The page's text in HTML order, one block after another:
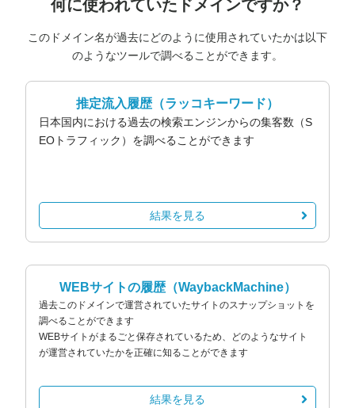
何に使われていたドメインですか？
このドメイン名が過去にどのように使用されていたかは以下
のようなツールで調べることができます。
推定流入履歴（ラッコキーワード）
日本国内における過去の検索エンジンからの集客数（S
EOトラフィック）を調べることができます
結果を見る
WEBサイトの履歴（WaybackMachine）
過去このドメインで運営されていたサイトのスナップショットを
調べることができます
WEBサイトがまるごと保存されているため、どのようなサイト
が運営されていたかを正確に知ることができます
結果を見る